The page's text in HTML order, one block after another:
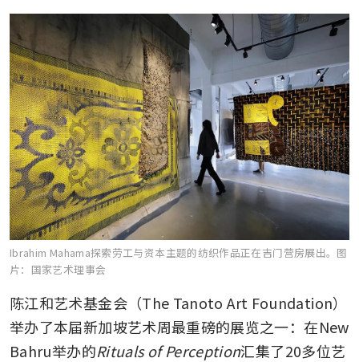
Ibrahim Mahama探索劳工与资本主题的纺织作品正在吉门营房展出。 图
片：国家艺术理事会
陈江和艺术基金会（The Tanoto Art Foundation）
举办了本届新加坡艺术周最重磅的展览之一：在New
Bahru举办的Rituals of Perception汇集了20多位艺